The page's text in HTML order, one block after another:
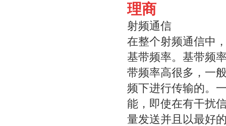
理商
射频通信
在整个射频通信中
基带频率。基带频
带频率高很多，一
频下进行传输的。
能，即使在有干扰
量发送并且以最好